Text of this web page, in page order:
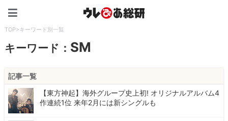
TOP>キーワード別一覧
キーワード： SM
記事一覧
【東方神起】海外グループ史上初! オリジナルアルバム4
作連続1位 来年2月には新シングルも